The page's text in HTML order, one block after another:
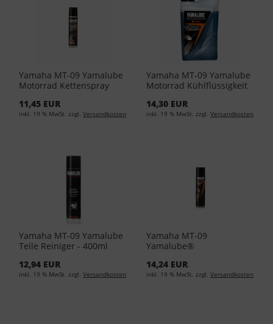
Yamaha MT-09 Yamalube
Motorrad Kettenspray
(EUR 119,34/L)
11,45 EUR
inkl. 19 % MwSt. zzgl. Versandkosten
Yamaha MT-09 Yamalube
Motorrad Kühlflüssigkeit
(EUR 11,50/L)
14,30 EUR
inkl. 19 % MwSt. zzgl. Versandkosten
Yamaha MT-09 Yamalube
Teile Reiniger - 400ml
12,94 EUR
inkl. 19 % MwSt. zzgl. Versandkosten
Yamaha MT-09
Yamalube®
YMD-65049-A0-81 (EUR
24,88/L)
14,24 EUR
inkl. 19 % MwSt. zzgl. Versandkosten